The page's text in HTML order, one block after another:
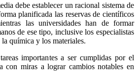
debe establecer un racional sistema de
planificada las reservas de científicos
las universidades han de formar
de ese tipo, inclusive los especialistas
química y los materiales.
importantes a ser cumplidas por el
con miras a lograr cambios notables en